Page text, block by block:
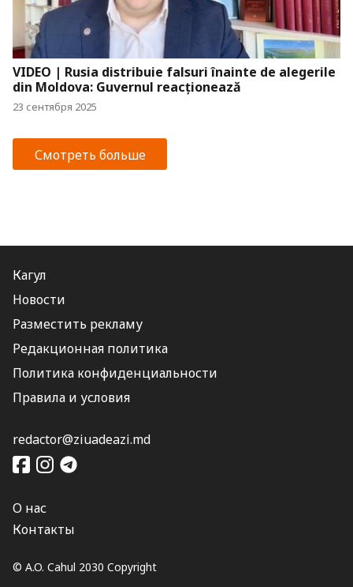
VIDEO | Rusia distribuie falsuri înainte de alegerile
din Moldova: Guvernul reacționează
23 сентября 2025
Смотреть больше
© A.O. Cahul 2030 Copyright
Кагул
Новости
Разместить рекламу
Редакционная политика
Политика конфиденциальности
Правила и условия
redactor@ziuadeazi.md
О нас
Контакты